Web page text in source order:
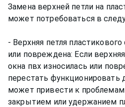
Замена верхней петли на
может потребоваться в
- Верхняя петля
или повреждена: Если
окна пвх износилась или
перестать
может привести к
закрытием или удержанием